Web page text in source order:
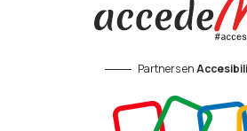
Partners en